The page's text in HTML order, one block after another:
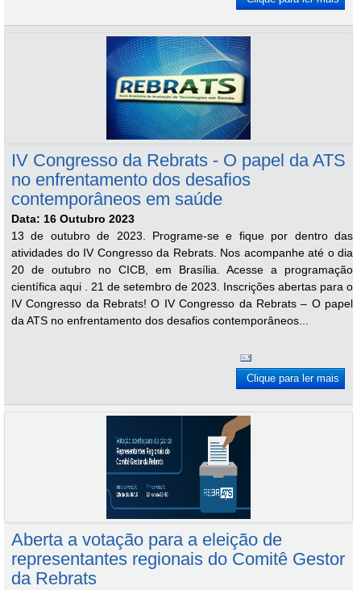
IV Congresso da Rebrats - O papel da ATS
no enfrentamento dos desafios
contemporâneos em saúde
Data: 16 Outubro 2023
13 de outubro de 2023. Programe-se e fique por dentro das
atividades do IV Congresso da Rebrats. Nos acompanhe até o dia
20 de outubro no CICB, em Brasília. Acesse a programação
científica aqui . 21 de setembro de 2023. Inscrições abertas para o
IV Congresso da Rebrats! O IV Congresso da Rebrats – O papel
da ATS no enfrentamento dos desafios contemporâneos...
Clique para ler mais
Aberta a votação para a eleição de
representantes regionais do Comitê Gestor
da Rebrats